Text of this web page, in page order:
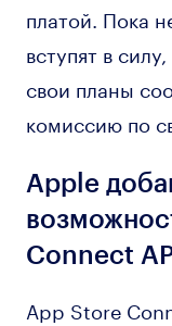
платой. Пока
вступят в
свои планы
комиссию по
Apple
Connect
App Store